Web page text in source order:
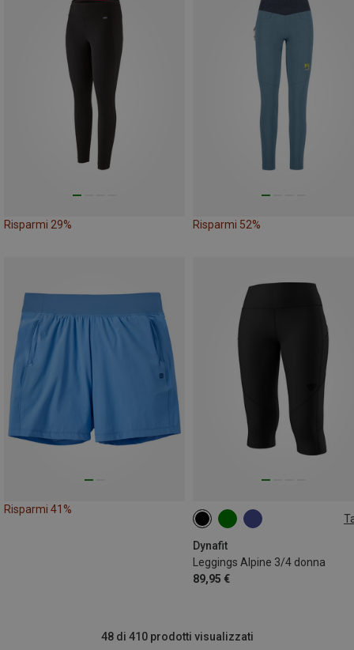
Risparmi 29% Risparmi 52%
Risparmi 41%
Dynafit
Leggings Alpine 3/4 donna
89,95 €
XS S M
48 di 410 prodotti visualizzati